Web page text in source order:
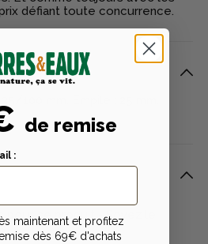
défiant toute concurrence.
100 mm. Empile : 25 mm.
pour ce produit - Soyez le
de remise
:
maintenant et profitez
dès 69€ d'achats